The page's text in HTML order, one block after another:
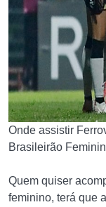
Onde assistir
Brasileirão
Quem quiser
feminino, terá que